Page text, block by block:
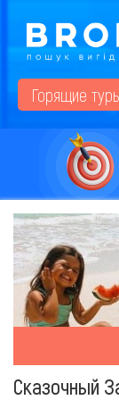
Горящие
Сказочный